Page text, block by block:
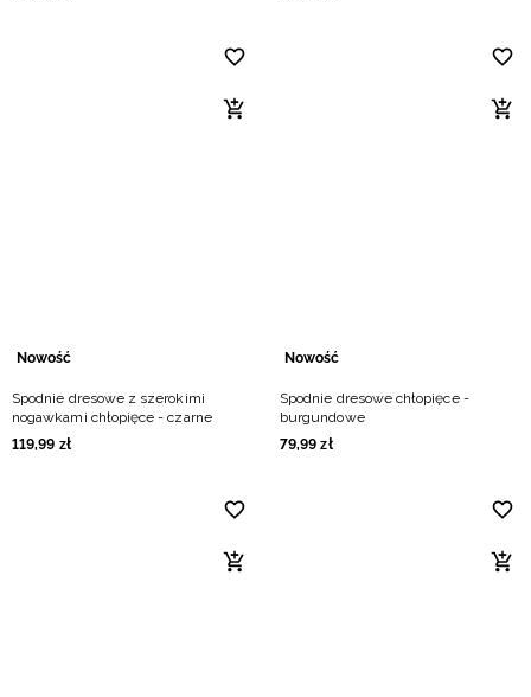
Nowość
Spodnie dresowe z szerokimi
nogawkami chłopięce - czarne
119,99 zł
Nowość
Spodnie dresowe chłopięce -
burgundowe
79,99 zł